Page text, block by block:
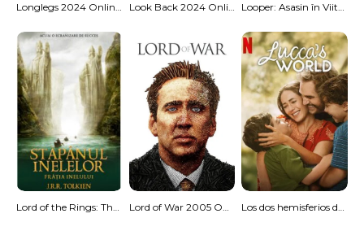
Longlegs 2024 Online Subtitrat Look Back 2024 Online Subtitrat Looper: Asasin în Viitor 2012 Online Subtitrat
Lord of the Rings: The Fellowship of the Ring 2001 Online Subtitrat Lord of War 2005 Online Subtitrat – Traficantul de Arme HD Los dos hemisferios de Lucca (2025) Online Subtitrat